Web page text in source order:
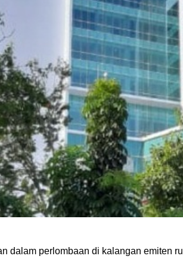
dalam perlombaan di kalangan emiten